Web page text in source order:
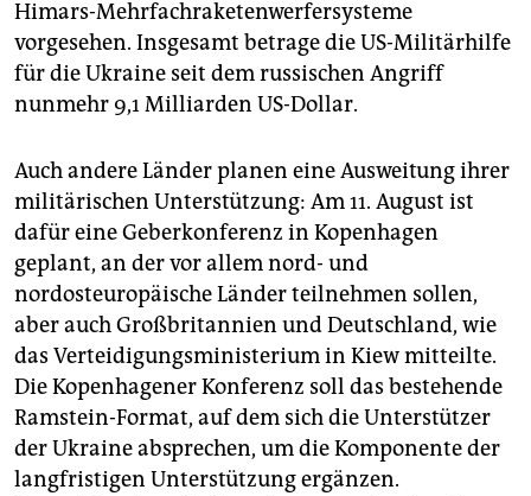
Himars-Mehrfachraketenwerfersysteme
vorgesehen. Insgesamt betrage die US-Militärhilfe
für die Ukraine seit dem russischen Angriff
nunmehr 9,1 Milliarden US-Dollar.
Auch andere Länder planen eine Ausweitung ihrer
militärischen Unterstützung: Am 11. August ist
dafür eine Geberkonferenz in Kopenhagen
geplant, an der vor allem nord- und
nordosteuropäische Länder teilnehmen sollen,
aber auch Großbritannien und Deutschland, wie
das Verteidigungsministerium in Kiew mitteilte.
Die Kopenhagener Konferenz soll das bestehende
Ramstein-Format, auf dem sich die Unterstützer
der Ukraine absprechen, um die Komponente der
langfristigen Unterstützung ergänzen.